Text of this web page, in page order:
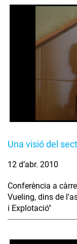
Una visió del
12 d’abr. 2010
Conferència a
Vueling, dins de
i Explotació"